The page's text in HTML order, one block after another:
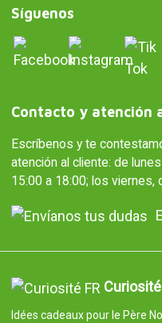
Síguenos
Contacto y atención
Escríbenos y te
atención al cliente: de
15:00 a 18:00; los viernes,
Curiosité
Idées cadeaux pour le Père